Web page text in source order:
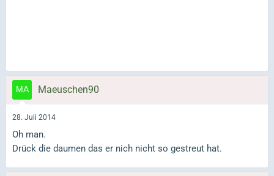
Maeuschen90
28. Juli 2014
Oh man.
Drück die daumen das er nich nicht so gestreut hat.